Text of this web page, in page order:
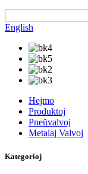
English
Hejmo
Produktoj
Pneŭvalvoj
Metalaj Valvoj
Kategorioj